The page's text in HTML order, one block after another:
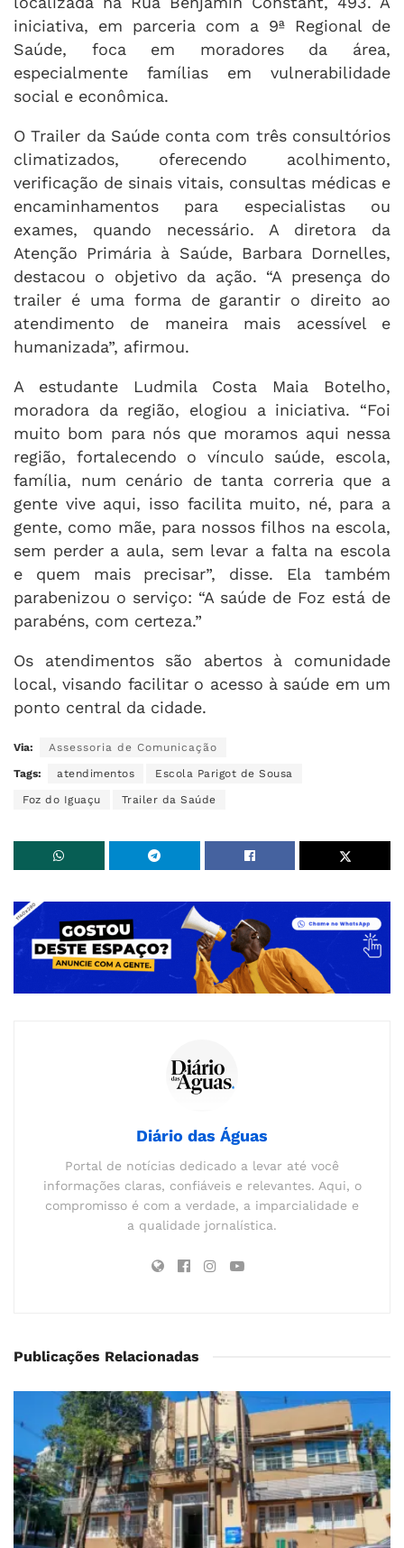
iniciativa, em parceria com a 9ª Regional de
Saúde, foca em moradores da área,
especialmente famílias em vulnerabilidade
social e econômica.
O Trailer da Saúde conta com três consultórios
climatizados, oferecendo acolhimento,
verificação de sinais vitais, consultas médicas e
encaminhamentos para especialistas ou
exames, quando necessário. A diretora da
Atenção Primária à Saúde, Barbara Dornelles,
destacou o objetivo da ação. “A presença do
trailer é uma forma de garantir o direito ao
atendimento de maneira mais acessível e
humanizada”, afirmou.
A estudante Ludmila Costa Maia Botelho,
moradora da região, elogiou a iniciativa. “Foi
muito bom para nós que moramos aqui nessa
região, fortalecendo o vínculo saúde, escola,
família, num cenário de tanta correria que a
gente vive aqui, isso facilita muito, né, para a
gente, como mãe, para nossos filhos na escola,
sem perder a aula, sem levar a falta na escola
e quem mais precisar”, disse. Ela também
parabenizou o serviço: “A saúde de Foz está de
parabéns, com certeza.”
Os atendimentos são abertos à comunidade
local, visando facilitar o acesso à saúde em um
ponto central da cidade.
Via: Assessoria de Comunicação
Tags: atendimentos Escola Parigot de Sousa
Foz do Iguaçu Trailer da Saúde
Diário das Águas
Portal de notícias dedicado a levar até você
informações claras, confiáveis e relevantes. Aqui, o
compromisso é com a verdade, a imparcialidade e
a qualidade jornalística.
Publicações Relacionadas